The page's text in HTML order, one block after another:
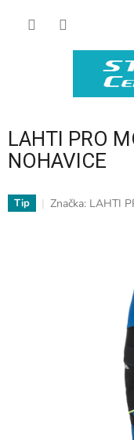
LAHTI PRO
NOHAVICE
Tip Značka: LAHTI